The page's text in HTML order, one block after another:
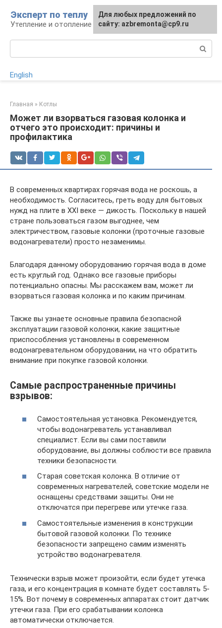
контенту
Эксперт по теплу
Утепление и отопление
English
Главная » Котлы
Может ли взорваться газовая колонка и
отчего это происходит: причины и
профилактика
В современных квартирах горячая вода не роскошь, а
необходимость. Согласитесь, греть воду для бытовых
нужд на плите в XXI веке — дикость. Поскольку в нашей
стране пользоваться газом выгоднее, чем
электричеством, газовые колонки (проточные газовые
водонагреватели) просто незаменимы.
Благодаря данному оборудованию горячая вода в доме
есть круглый год. Однако все газовые приборы
потенциально опасны. Мы расскажем вам, может ли
взорваться газовая колонка и по каким причинам.
Также вы узнаете основные правила безопасной
эксплуатации газовой колонки, какие защитные
приспособления установлены в современном
водонагревательном оборудовании, на что обратить
внимание при покупке газовой колонки.
Самые распространенные причины
взрывов:
Самостоятельная установка. Рекомендуется,
чтобы водонагреватель устанавливал
специалист. Если вы сами поставили
оборудование, вы должны соблюсти все правила
техники безопасности.
Старая советская колонка. В отличие от
современных нагревателей, советские модели не
оснащены средствами защиты. Они не
отключатся при перегреве или утечке газа.
Самостоятельные изменения в конструкции
бытовой газовой колонки. По технике
безопасности запрещено самим изменять
устройство водонагревателя.
Технически взрыв может произойти, если будет утечка
газа, и его концентрация в комнате будет составлять 5-
15%. Вот почему в современных аппаратах стоит датчик
утечки газа. При его срабатывании колонка
автоматически отключается.
Для любых предложений по
сайту: azbremonta@cp9.ru